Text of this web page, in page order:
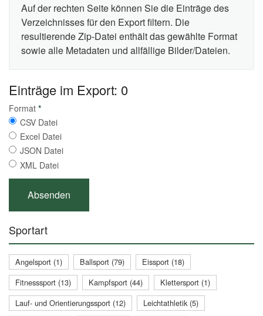
Auf der rechten Seite können Sie die Einträge des
Verzeichnisses für den Export filtern. Die
resultierende Zip-Datei enthält das gewählte Format
sowie alle Metadaten und allfällige Bilder/Dateien.
Einträge im Export: 0
Format *
CSV Datei
Excel Datei
JSON Datei
XML Datei
Sportart
Angelsport (1) Ballsport (79)
Eissport (18)
Fitnesssport (13)
Kampfsport (44)
Klettersport (1)
Lauf- und Orientierungssport (12)
Leichtathletik (5)